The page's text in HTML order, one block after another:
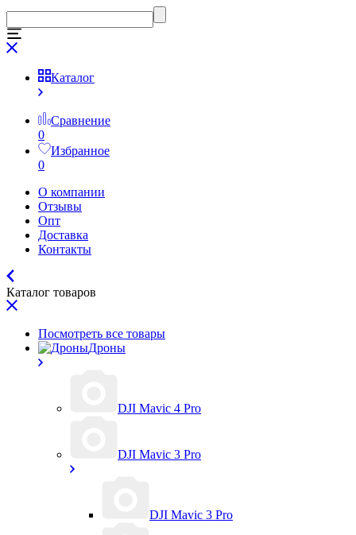
Каталог
Сравнение
0
Избранное
0
О компании
Отзывы
Опт
Доставка
Контакты
Каталог товаров
Посмотреть все товары
Дроны
DJI Mavic 4 Pro
DJI Mavic 3 Pro
DJI Mavic 3 Pro